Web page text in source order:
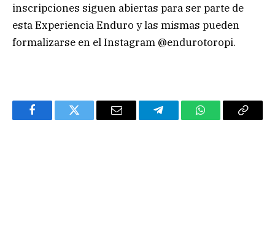
inscripciones siguen abiertas para ser parte de
esta Experiencia Enduro y las mismas pueden
formalizarse en el Instagram @endurotoropi.
FacebookTwitter Email TelegramWhatsAppCopy